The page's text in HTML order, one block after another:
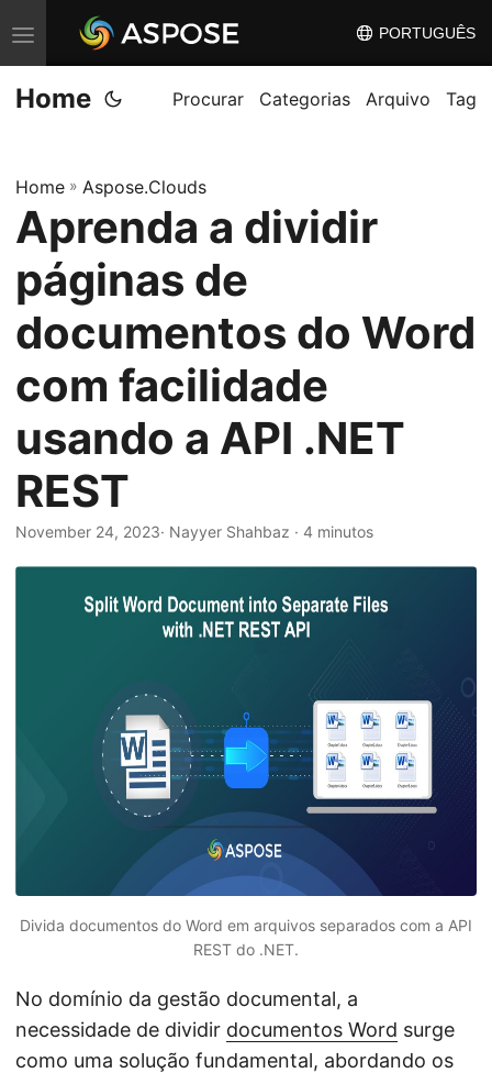
A
l
t
n
a
n
v
e
g
a
ã
o
PORTUGUÊS
Home Procurar Categorias Arquivo Tag
Home » Aspose.Clouds
Aprenda a dividir
páginas de
documentos do Word
com facilidade
usando a API .NET
REST
November 24, 2023· Nayyer Shahbaz · 4 minutos
Divida documentos do Word em arquivos separados com a API
REST do .NET.
No domínio da gestão documental, a
necessidade de dividir documentos Word surge
como uma solução fundamental, abordando os